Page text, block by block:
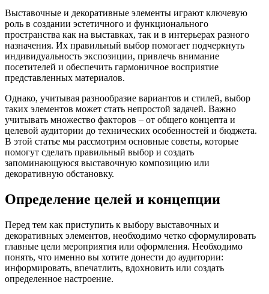
Выставочные и декоративные элементы играют ключевую
роль в создании эстетичного и функционального
пространства как на выставках, так и в интерьерах разного
назначения. Их правильный выбор помогает подчеркнуть
индивидуальность экспозиции, привлечь внимание
посетителей и обеспечить гармоничное восприятие
представленных материалов.
Однако, учитывая разнообразие вариантов и стилей, выбор
таких элементов может стать непростой задачей. Важно
учитывать множество факторов – от общего концепта и
целевой аудитории до технических особенностей и бюджета.
В этой статье мы рассмотрим основные советы, которые
помогут сделать правильный выбор и создать
запоминающуюся выставочную композицию или
декоративную обстановку.
Определение целей и концепции
Перед тем как приступить к выбору выставочных и
декоративных элементов, необходимо четко сформулировать
главные цели мероприятия или оформления. Необходимо
понять, что именно вы хотите донести до аудитории:
информировать, впечатлить, вдохновить или создать
определенное настроение.